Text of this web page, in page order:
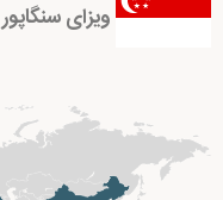
ویزای سنگاپور